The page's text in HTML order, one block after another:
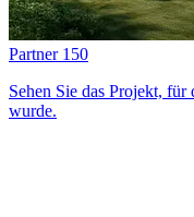
Partner 150
Sehen Sie das Projekt, für
wurde.